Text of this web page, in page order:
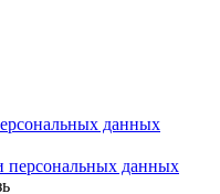
данных
персональных данных